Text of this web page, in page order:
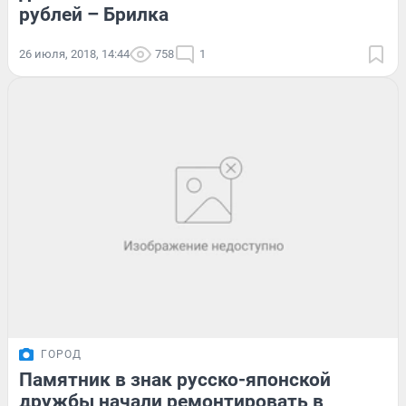
рублей – Брилка
26 июля, 2018, 14:44 758 1
ГОРОД
Памятник в знак русско-японской
дружбы начали ремонтировать в